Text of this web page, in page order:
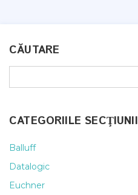
CĂUTARE
CATEGORIILE SECŢIUNII
Balluff
Datalogic
Euchner